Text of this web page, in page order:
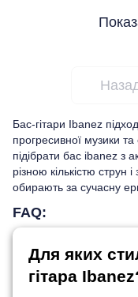
Бас-гітари Ibanez
прогресивної музики
підібрати бас ibanez з
різною кількістю струн
обирають за сучасну
FAQ:
Для яких
гітара